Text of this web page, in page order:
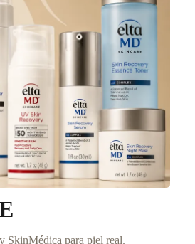
SkinMédica para piel real.